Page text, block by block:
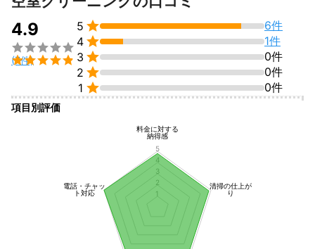
4.9


(7件)
5 
6件
4 
1件
3 
0件
2 
0件
1  0件
項目別評価
料金に対する
納得感
清掃の仕上が
り
電話・チャッ
ト対応
1
2
3
4
5